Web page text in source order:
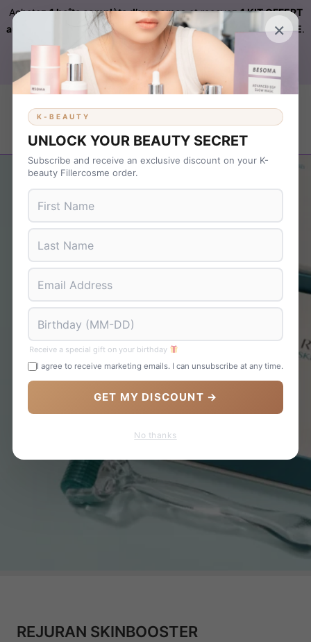
Achetez1 boîte complète d’exosomeset recevez1 KIT OFFERT
automatiquement ajouté à votre commande sur FILLERCOSME.
Livraison OFFERTE KBEAUTY
dès 899 € d’achat. Code :
B37NS7T9
REJURAN SKINBOOSTER
×
K-BEAUTY
UNLOCK YOUR BEAUTY SECRET
Subscribe and receive an exclusive discount on your K-
beauty Fillercosme order.
Receive a special gift on your birthday
I agree to receive marketing emails. I can unsubscribe at any time.
GET MY DISCOUNT →
No thanks